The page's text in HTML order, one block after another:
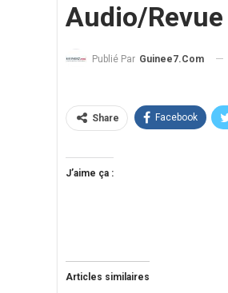
Audio/
Publié Par Guinee7.com
Share Facebook
J’aime ça :
Articles similaires